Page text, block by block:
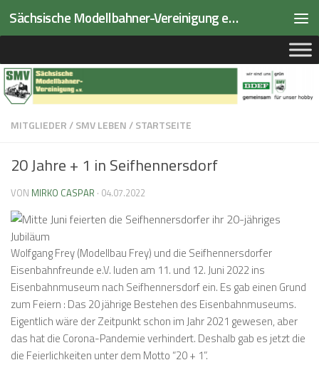
Zum Inhalt springen Sächsische Modellbahner-Vereinigung e.V.
MITGLIEDER/SMV LEBEN/STARTSEITE
20 Jahre + 1 in Seifhennersdorf
VON MIRKO CASPAR · 04.07.2022
Wolfgang Frey (Modellbau Frey) und die Seifhennersdorfer
Eisenbahnfreunde e.V. luden am 11. und 12. Juni 2022 ins
Eisenbahnmuseum nach Seifhennersdorf ein. Es gab einen Grund
zum Feiern : Das 20 jährige Bestehen des Eisenbahnmuseums.
Eigentlich wäre der Zeitpunkt schon im Jahr 2021 gewesen, aber
das hat die Corona-Pandemie verhindert. Deshalb gab es jetzt die
die Feierlichkeiten unter dem Motto “20 + 1”.